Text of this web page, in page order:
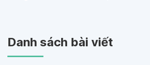
Danh sách bài viết